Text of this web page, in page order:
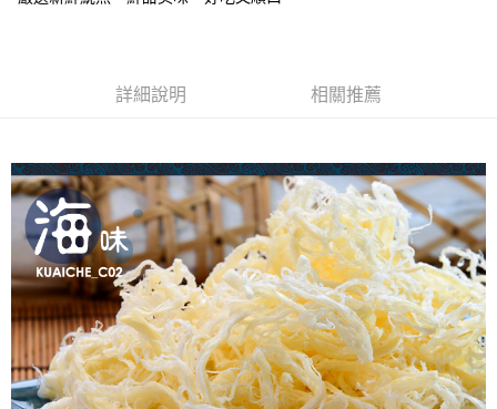
１．透過由恩沛科技股份有限公司提供之「AFTEE先享後付」服務完成之交
https://aftee.tw/terms/#terms3
３．未成年的使用者請事先徵得法定代理人或監護人之同意方可使用
「AFTEE先享後付」，若未經同意申辦者引起之損失，本公司不負相關責
任。
４．使用「AFTEE先享後付」時，將依據個別帳號之用戶狀況，依本公司即
時審查核予不同之上限額度；若仍有額度不足之情形，本公司將視審查結果
請求用戶進行身份認證。
５．嚴禁一人註冊多個帳號或使用他人資訊註冊。若發現惡意使用之情形，
恩沛科技股份有限公司將有權停止該用戶之使用額度並採取法律行動。
每筆NT$70，滿NT$800(含以上)免運費
每筆NT$70，滿NT$800(含以上)免運費
台灣本島宅配
每筆NT$200，滿NT$3,000(含以上)免運費
離島宅配
每筆NT$350，滿NT$4,000(含以上)免運費
國際配送【單包選購】【包郵組加購】 查看運費
新加坡 / 馬來西亞 - Goodmaji好馬吉物流【單包選購】最 查看運費
詳細說明 相關推薦